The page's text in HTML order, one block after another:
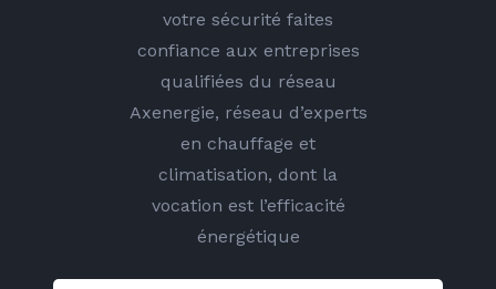
votre sécurité faites
confiance aux entreprises
qualifiées du réseau
Axenergie, réseau d’experts
en chauffage et
climatisation, dont la
vocation est l’efficacité
énergétique